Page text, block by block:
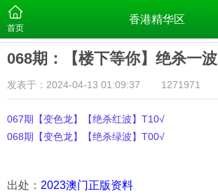
首页
香港精华区
068期：【楼下等你】绝杀一波
发表于：2024-04-13 01:09:37 1271971
067期【变色龙】【绝杀红波】T10√
068期【变色龙】【绝杀绿波】T00√
出处： 2023澳门正版资料